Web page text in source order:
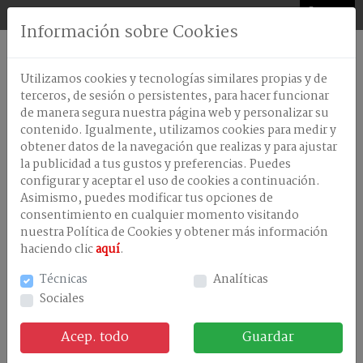
ANTISEPTICOS-
DESINFECTANTES
CELULOSA
DISPENSADORES
LAVANDERÃA
LAVAVAJILLA
MAQUINA
LAVAVAJILLAS
MANUAL
LIMPIEZA
GENERAL
TRATAMIENTOS
+ Información
PROXID/15 25 KG. P/KG
Familia: OXIDANTES OXIGENADOS
Stock:
PVP: 3,93 €
-
+
Información sobre Cookies
Utilizamos cookies y tecnologías similares propias y de
terceros, de sesión o persistentes, para hacer funcionar
de manera segura nuestra página web y personalizar su
contenido. Igualmente, utilizamos cookies para medir y
obtener datos de la navegación que realizas y para ajustar
la publicidad a tus gustos y preferencias. Puedes
configurar y aceptar el uso de cookies a continuación.
Asimismo, puedes modificar tus opciones de
consentimiento en cualquier momento visitando
nuestra Política de Cookies y obtener más información
haciendo clicaquí.
Técnicas
Analíticas
Sociales
Acep. todo Guardar